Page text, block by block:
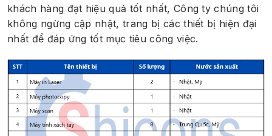
khách hàng đạt hiệu quả tốt nhất, Công ty chúng tôi
không ngừng cập nhật, trang bị các thiết bị hiện đại
nhất để đáp ứng tốt mục tiêu công việc.